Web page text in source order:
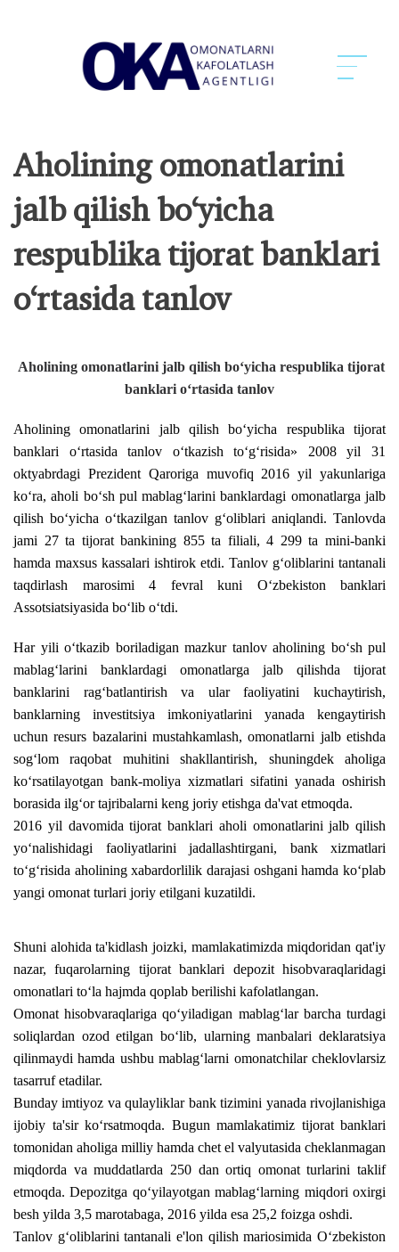
Aholining omonatlarini
jalb qilish bo‘yicha
respublika tijorat banklari
o‘rtasida tanlov
Aholining omonatlarini jalb qilish bo‘yicha respublika tijorat
banklari o‘rtasida tanlov
Aholining omonatlarini jalb qilish bo‘yicha respublika tijorat
banklari o‘rtasida tanlov o‘tkazish to‘g‘risida» 2008 yil 31
oktyabrdagi Prezident Qaroriga muvofiq 2016 yil yakunlariga
ko‘ra, aholi bo‘sh pul mablag‘larini banklardagi omonatlarga jalb
qilish bo‘yicha o‘tkazilgan tanlov g‘oliblari aniqlandi. Tanlovda
jami 27 ta tijorat bankining 855 ta filiali, 4 299 ta mini-banki
hamda maxsus kassalari ishtirok etdi. Tanlov g‘oliblarini tantanali
taqdirlash marosimi 4 fevral kuni O‘zbekiston banklari
Assotsiatsiyasida bo‘lib o‘tdi.
Har yili o‘tkazib boriladigan mazkur tanlov aholining bo‘sh pul
mablag‘larini banklardagi omonatlarga jalb qilishda tijorat
banklarini rag‘batlantirish va ular faoliyatini kuchaytirish,
banklarning investitsiya imkoniyatlarini yanada kengaytirish
uchun resurs bazalarini mustahkamlash, omonatlarni jalb etishda
sog‘lom raqobat muhitini shakllantirish, shuningdek aholiga
ko‘rsatilayotgan bank-moliya xizmatlari sifatini yanada oshirish
borasida ilg‘or tajribalarni keng joriy etishga da'vat etmoqda.
2016 yil davomida tijorat banklari aholi omonatlarini jalb qilish
yo‘nalishidagi faoliyatlarini jadallashtirgani, bank xizmatlari
to‘g‘risida aholining xabardorlilik darajasi oshgani hamda ko‘plab
yangi omonat turlari joriy etilgani kuzatildi.
Shuni alohida ta'kidlash joizki, mamlakatimizda miqdoridan qat'iy
nazar, fuqarolarning tijorat banklari depozit hisobvaraqlaridagi
omonatlari to‘la hajmda qoplab berilishi kafolatlangan.
Omonat hisobvaraqlariga qo‘yiladigan mablag‘lar barcha turdagi
soliqlardan ozod etilgan bo‘lib, ularning manbalari deklaratsiya
qilinmaydi hamda ushbu mablag‘larni omonatchilar cheklovlarsiz
tasarruf etadilar.
Bunday imtiyoz va qulayliklar bank tizimini yanada rivojlanishiga
ijobiy ta'sir ko‘rsatmoqda. Bugun mamlakatimiz tijorat banklari
tomonidan aholiga milliy hamda chet el valyutasida cheklanmagan
miqdorda va muddatlarda 250 dan ortiq omonat turlarini taklif
etmoqda. Depozitga qo‘yilayotgan mablag‘larning miqdori oxirgi
besh yilda 3,5 marotabaga, 2016 yilda esa 25,2 foizga oshdi.
Tanlov g‘oliblarini tantanali e'lon qilish mariosimida O‘zbekiston